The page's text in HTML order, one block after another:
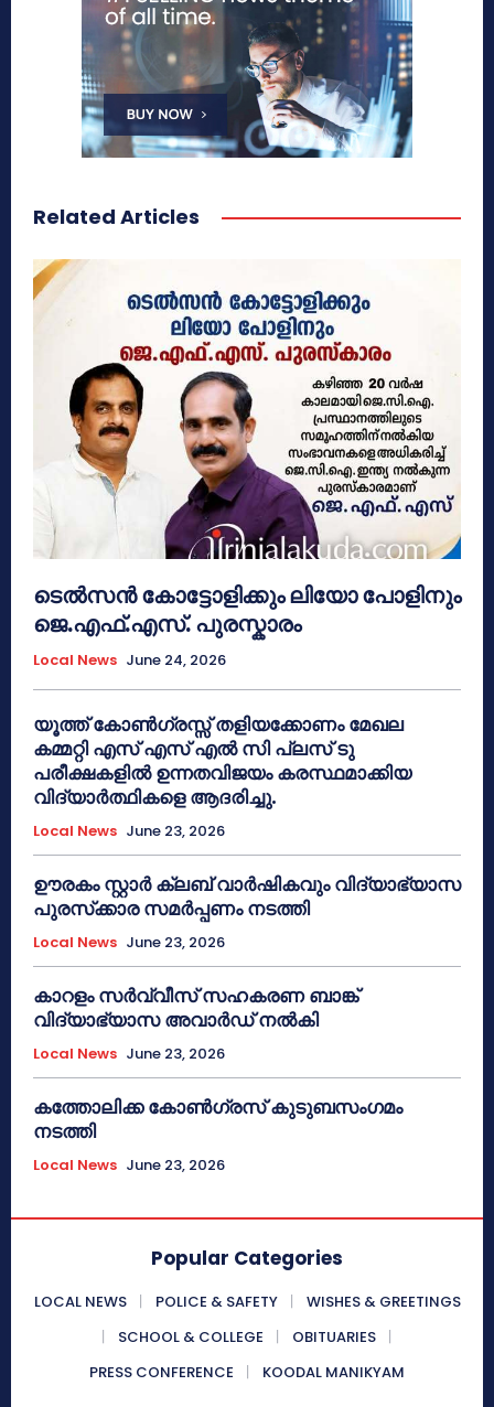
Related Articles
ടെൽസൻ കോട്ടോളിക്കും ലിയോ പോളിനും
ജെ.എഫ്.എസ്. പുരസ്കാരം
Local News June 24, 2026
യൂത്ത് കോൺഗ്രസ്സ് തളിയക്കോണം മേഖല
കമ്മറ്റി എസ് എസ് എൽ സി പ്ലസ് ടു
പരീക്ഷകളിൽ ഉന്നതവിജയം കരസ്ഥമാക്കിയ
വിദ്യാർത്ഥികളെ ആദരിച്ചു.
Local News June 23, 2026
ഊരകം സ്റ്റാർ ക്ലബ് വാർഷികവും വിദ്യാഭ്യാസ
പുരസ്‌ക്കാര സമർപ്പണം നടത്തി
Local News June 23, 2026
കാറളം സർവ്വീസ് സഹകരണ ബാങ്ക്
വിദ്യാഭ്യാസ അവാർഡ് നൽകി
Local News June 23, 2026
കത്തോലിക്ക കോൺഗ്രസ് കുടുബസംഗമം
നടത്തി
Local News June 23, 2026
Popular Categories
LOCAL NEWS POLICE & SAFETY
WISHES & GREETINGS
SCHOOL & COLLEGE
OBITUARIES
PRESS CONFERENCE
KOODAL MANIKYAM